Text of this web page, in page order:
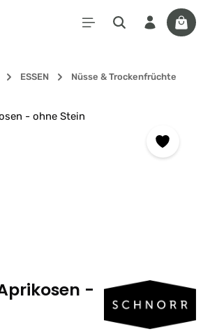
ESSEN Nüsse & Trockenfrüchte
-